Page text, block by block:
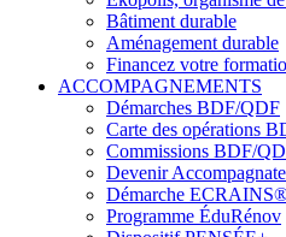
Bâtiment durable
Aménagement durable
Financez votre
ACCOMPAGNEMENTS
Démarches BDF/QDF
Carte des opérations
Commissions BDF/
Devenir
Démarche
Programme ÉduRénov